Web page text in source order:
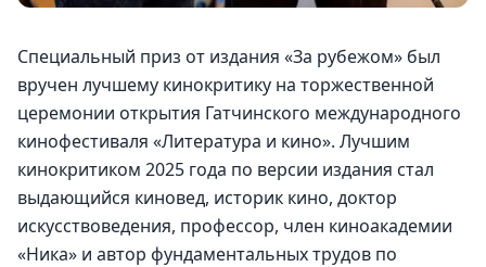
Специальный приз от издания «За рубежом» был
вручен лучшему кинокритику на торжественной
церемонии открытия Гатчинского международного
кинофестиваля «Литература и кино». Лучшим
кинокритиком 2025 года по версии издания стал
выдающийся киновед, историк кино, доктор
искусствоведения, профессор, член киноакадемии
«Ника» и автор фундаментальных трудов по